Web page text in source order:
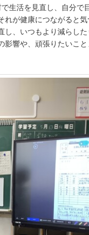
生活を見直し、自分で
が健康につながると
、いつもより減らし
響や、頑張りたいこ